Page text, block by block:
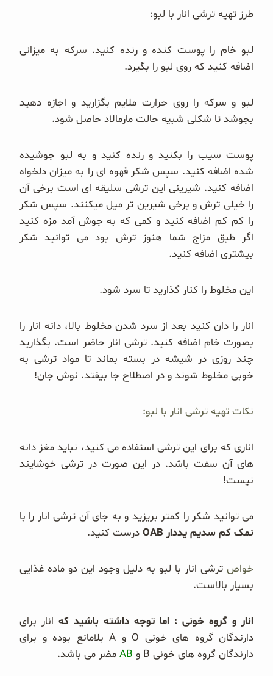
طرز تهیه ترشی انار با لبو:
لبو خام را پوست کنده و رنده کنید. سرکه به میزانی
اضافه کنید که روی لبو را بگیرد.
لبو و سرکه را روی حرارت ملایم بگزارید و اجازه دهید
بجوشد تا شکلی شبیه حالت مارمالاد حاصل شود.
پوست سیب را بکنید و رنده کنید و به لبو جوشیده
شده اضافه کنید. سپس شکر قهوه ای را به میزان دلخواه
اضافه کنید. شیرینی این ترشی سلیقه ای است برخی آن
را خیلی ترش و برخی شیرین تر میل میکنند. سپس شکر
را کم کم اضافه کنید و کمی که به جوش آمد مزه کنید
اگر طبق مزاج شما هنوز ترش بود می توانید شکر
بیشتری اضافه کنید.
این مخلوط را کنار گذارید تا سرد شود.
انار را دان کنید بعد از سرد شدن مخلوط بالا، دانه انار را
بصورت خام اضافه کنید. ترشی انار حاضر است. بگذارید
چند روزی در شیشه در بسته بماند تا مواد ترشی به
خوبی مخلوط شوند و در اصطلاح جا بیفتد. نوش جان!
نکات تهیه ترشی انار با لبو:
اناری که برای این ترشی استفاده می کنید، نباید مغز دانه
های آن سفت باشد. در این صورت در ترشی خوشایند
نیست!
می توانید شکر را کمتر بریزید و به جای آن ترشی انار را با
نمک کم سدیم یددار OAB
درست کنید.
خواص ترشی انار با لبو به دلیل وجود این دو ماده غذایی
بسیار بالاست.
انار و گروه خونی : اما توجه داشته باشید که انار برای
دارندگان گروه های خونی O و A بلامانع بوده و برای
دارندگان گروه های خونی B و
AB مضر می باشد.